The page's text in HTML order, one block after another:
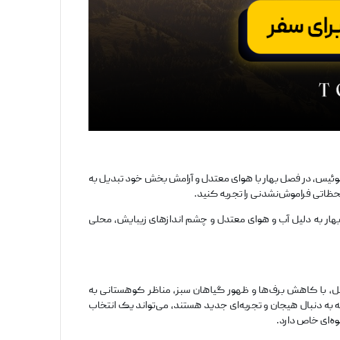
در فصل بهار با هوای معتدل و آرامش بخش خود تبدیل به
فراموش‌نشدنی را تجربه کنید.
به دلیل آب و هوای معتدل و چشم ‌اندازهای زیبایش، محلی
با کاهش برف‌ها و ظهور گیاهان سبز، مناظر کوهستانی به
دنبال هیجان و تجربه‌ای جدید هستند، می‌تواند یک انتخاب
خاص دارد.